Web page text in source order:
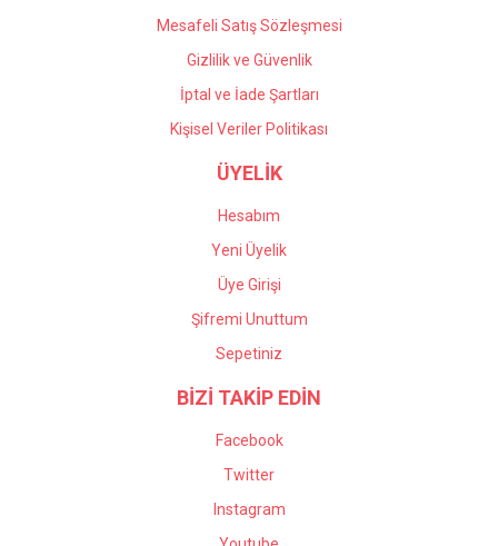
Mesafeli Satış Sözleşmesi
Gizlilik ve Güvenlik
İptal ve İade Şartları
Kişisel Veriler Politikası
ÜYELİK
Hesabım
Yeni Üyelik
Üye Girişi
Şifremi Unuttum
Sepetiniz
BİZİ TAKİP EDİN
Facebook
Twitter
Instagram